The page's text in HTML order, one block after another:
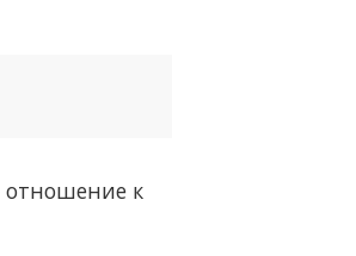
отношение к